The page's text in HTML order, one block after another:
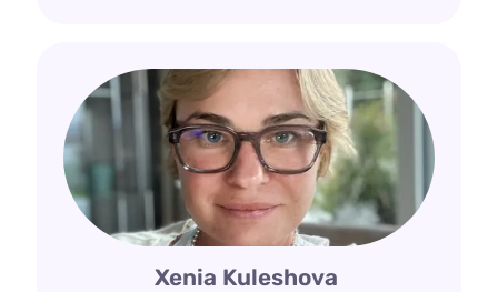
Xenia Kuleshova